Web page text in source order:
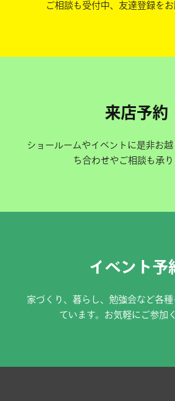
ご相談も受付中、友達登録をお
来店予約
ショールームやイベントに是非お
ち合わせやご相談も承り
イベント予
家づくり、暮らし、勉強会など各
ています。お気軽にご参加